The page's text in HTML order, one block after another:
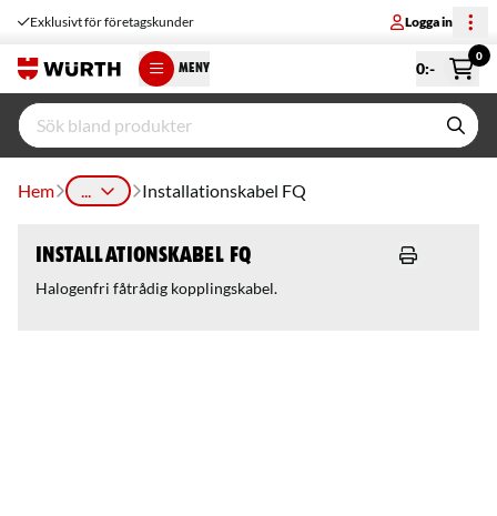
Exklusivt för företagskunder Logga in
MENY 0:-
0
Hem ... Installationskabel FQ
Installationskabel FQ
Halogenfri fåtrådig kopplingskabel.